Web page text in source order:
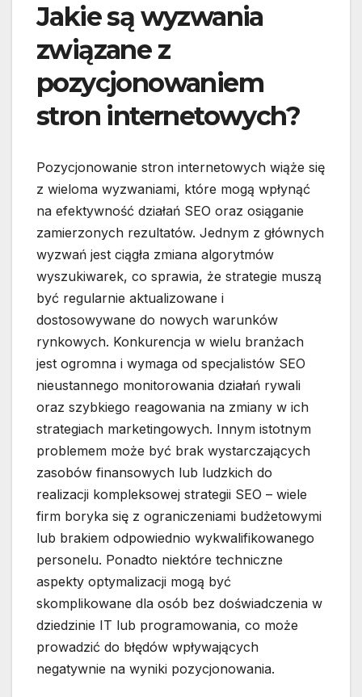
Jakie są wyzwania
związane z
pozycjonowaniem
stron internetowych?
Pozycjonowanie stron internetowych wiąże się
z wieloma wyzwaniami, które mogą wpłynąć
na efektywność działań SEO oraz osiąganie
zamierzonych rezultatów. Jednym z głównych
wyzwań jest ciągła zmiana algorytmów
wyszukiwarek, co sprawia, że strategie muszą
być regularnie aktualizowane i
dostosowywane do nowych warunków
rynkowych. Konkurencja w wielu branżach
jest ogromna i wymaga od specjalistów SEO
nieustannego monitorowania działań rywali
oraz szybkiego reagowania na zmiany w ich
strategiach marketingowych. Innym istotnym
problemem może być brak wystarczających
zasobów finansowych lub ludzkich do
realizacji kompleksowej strategii SEO – wiele
firm boryka się z ograniczeniami budżetowymi
lub brakiem odpowiednio wykwalifikowanego
personelu. Ponadto niektóre techniczne
aspekty optymalizacji mogą być
skomplikowane dla osób bez doświadczenia w
dziedzinie IT lub programowania, co może
prowadzić do błędów wpływających
negatywnie na wyniki pozycjonowania.